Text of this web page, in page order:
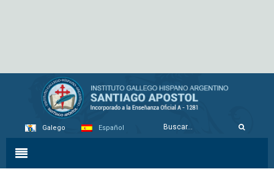
Galego Español